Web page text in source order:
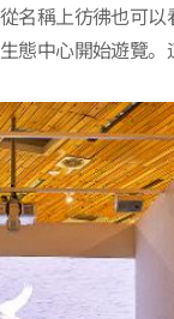
名稱上彷彿也可
態中心開始遊覽